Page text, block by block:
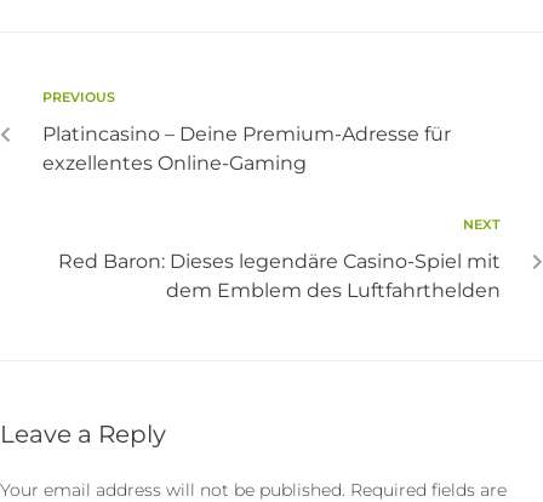
PREVIOUS
Platincasino – Deine Premium-Adresse für
exzellentes Online-Gaming
NEXT
Red Baron: Dieses legendäre Casino-Spiel mit
dem Emblem des Luftfahrthelden
Leave a Reply
Your email address will not be published. Required fields are